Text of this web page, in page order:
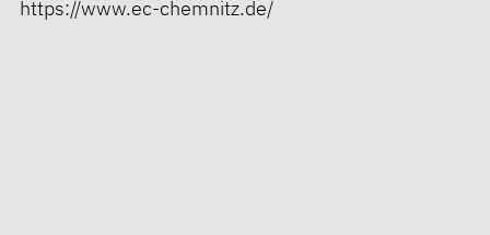
https://www.ec-chemnitz.de/